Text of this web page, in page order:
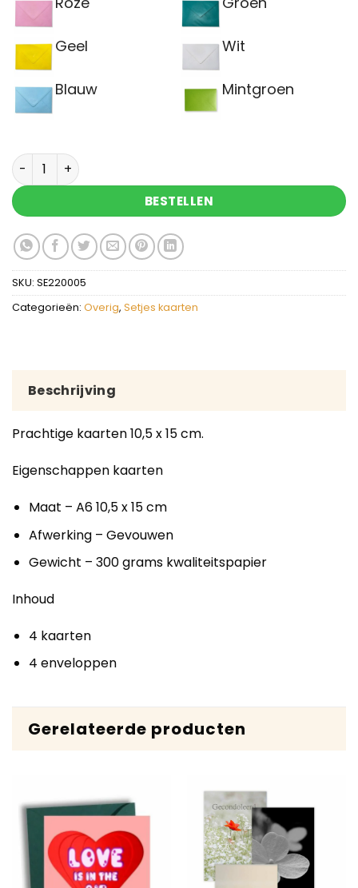
Geel Wit
Blauw Mintgroen
Set 4 verjaardagskaarten + enveloppe aantal
BESTELLEN
SKU: SE220005
Categorieën: Overig, Setjes kaarten
Beschrijving
Prachtige kaarten 10,5 x 15 cm.
Eigenschappen kaarten
Maat – A6 10,5 x 15 cm
Afwerking – Gevouwen
Gewicht – 300 grams kwaliteitspapier
Inhoud
4 kaarten
4 enveloppen
Gerelateerde producten